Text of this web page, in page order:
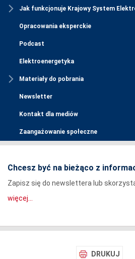
Jak funkcjonuje Krajowy System
Opracowania eksperckie
Podcast
Elektroenergetyka
Materiały do pobrania
Newsletter
Kontakt dla mediów
Zaangażowanie społeczne
Chcesz być na bieżąco z
Zapisz się do newslettera lub
więcej...
DRUKUJ